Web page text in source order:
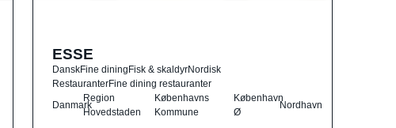
ESSE
DanskFine diningFisk & skaldyrNordisk
RestauranterFine dining restauranter
Danmark
Region
Hovedstaden
Københavns
Kommune
København
Ø
Nordhavn